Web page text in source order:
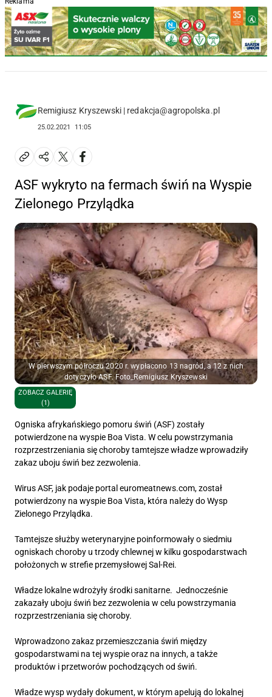
Remigiusz Kryszewski | redakcja@agropolska.pl
25.02.2021 11:05
ASF wykryto na fermach świń na Wyspie
Zielonego Przylądka
W pierwszym półroczu 2020 r. wypłacono 13 nagród, a 12 z nich
dotyczyło ASF. Foto_Remigiusz Kryszewski
ZOBACZ GALERIĘ
(1)
Ogniska afrykańskiego pomoru świń (ASF) zostały
potwierdzone na wyspie Boa Vista. W celu powstrzymania
rozprzestrzeniania się choroby tamtejsze władze wprowadziły
zakaz uboju świń bez zezwolenia.
Wirus ASF, jak podaje portal euromeatnews.com, został
potwierdzony na wyspie Boa Vista, która należy do Wysp
Zielonego Przylądka.
Tamtejsze służby weterynaryjne poinformowały o siedmiu
ogniskach choroby u trzody chlewnej w kilku gospodarstwach
położonych w strefie przemysłowej Sal-Rei.
Władze lokalne wdrożyły środki sanitarne. Jednocześnie
zakazały uboju świń bez zezwolenia w celu powstrzymania
rozprzestrzeniania się choroby.
Wprowadzono zakaz przemieszczania świń między
gospodarstwami na tej wyspie oraz na innych, a także
produktów i przetworów pochodzących od świń.
Władze wysp wydały dokument, w którym apelują do lokalnej